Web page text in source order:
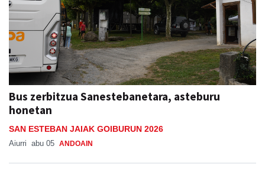
Bus zerbitzua Sanestebanetara, asteburu
honetan
SAN ESTEBAN JAIAK GOIBURUN 2026
Aiurri abu 05 ANDOAIN